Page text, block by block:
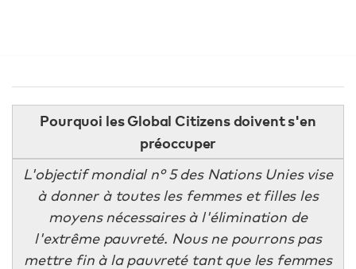
Pourquoi les Global Citizens doivent s'en
préoccuper
L'objectif mondial n° 5 des Nations Unies vise
à donner à toutes les femmes et filles les
moyens nécessaires à l'élimination de
l'extrême pauvreté. Nous ne pourrons pas
mettre fin à la pauvreté tant que les femmes